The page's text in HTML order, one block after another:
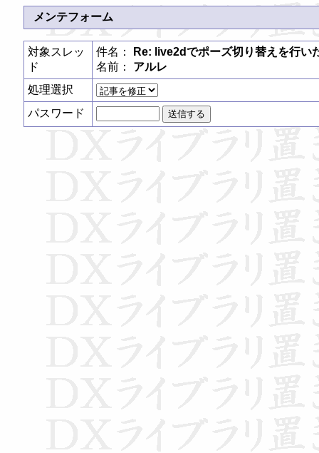
メンテフォーム
対象スレッ
ド
件名：
Re: live2dでポーズ切り替えを行い
名前： アルレ
処理選択
パスワード